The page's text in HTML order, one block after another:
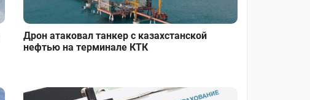
Дрон атаковал танкер с казахстанской
нефтью на терминале КТК